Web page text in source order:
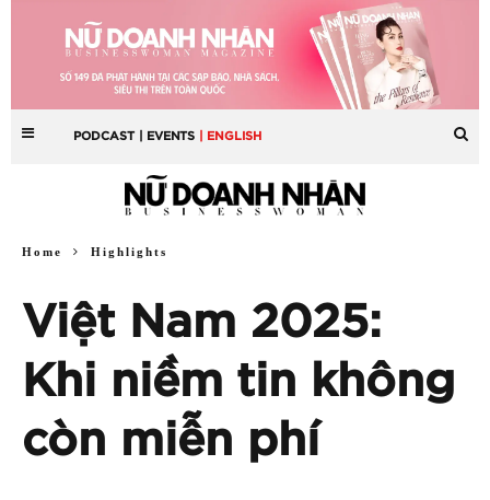
PODCAST | EVENTS | ENGLISH
Home Highlights
Việt Nam 2025:
Khi niềm tin không
còn miễn phí